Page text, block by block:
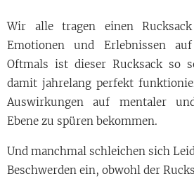
Wir alle tragen einen
Emotionen und Erlebnissen
Oftmals ist dieser Rucksack so
damit jahrelang perfekt
Auswirkungen auf mentaler
Ebene zu spüren bekommen.
Und manchmal schleichen sich
Beschwerden ein, obwohl der